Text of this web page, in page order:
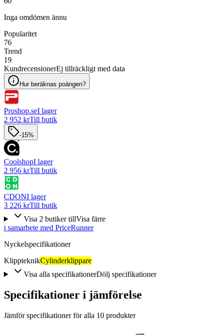
Inga omdömen ännu
Popularitet
76
Trend
19
KundrecensionerEj tillräckligt med data
Hur beräknas poängen?
Proshop.seI lager
2 952 krTill butik
-15%
CoolshopI lager
2 956 krTill butik
CDONI lager
3 226 krTill butik
Visa 2 butiker tillVisa färre
i samarbete med PriceRunner
Nyckelspecifikationer
KlippteknikCylinderklippare
Visa alla specifikationerDölj specifikationer
Specifikationer i jämförelse
Jämför specifikationer för alla 10 produkter